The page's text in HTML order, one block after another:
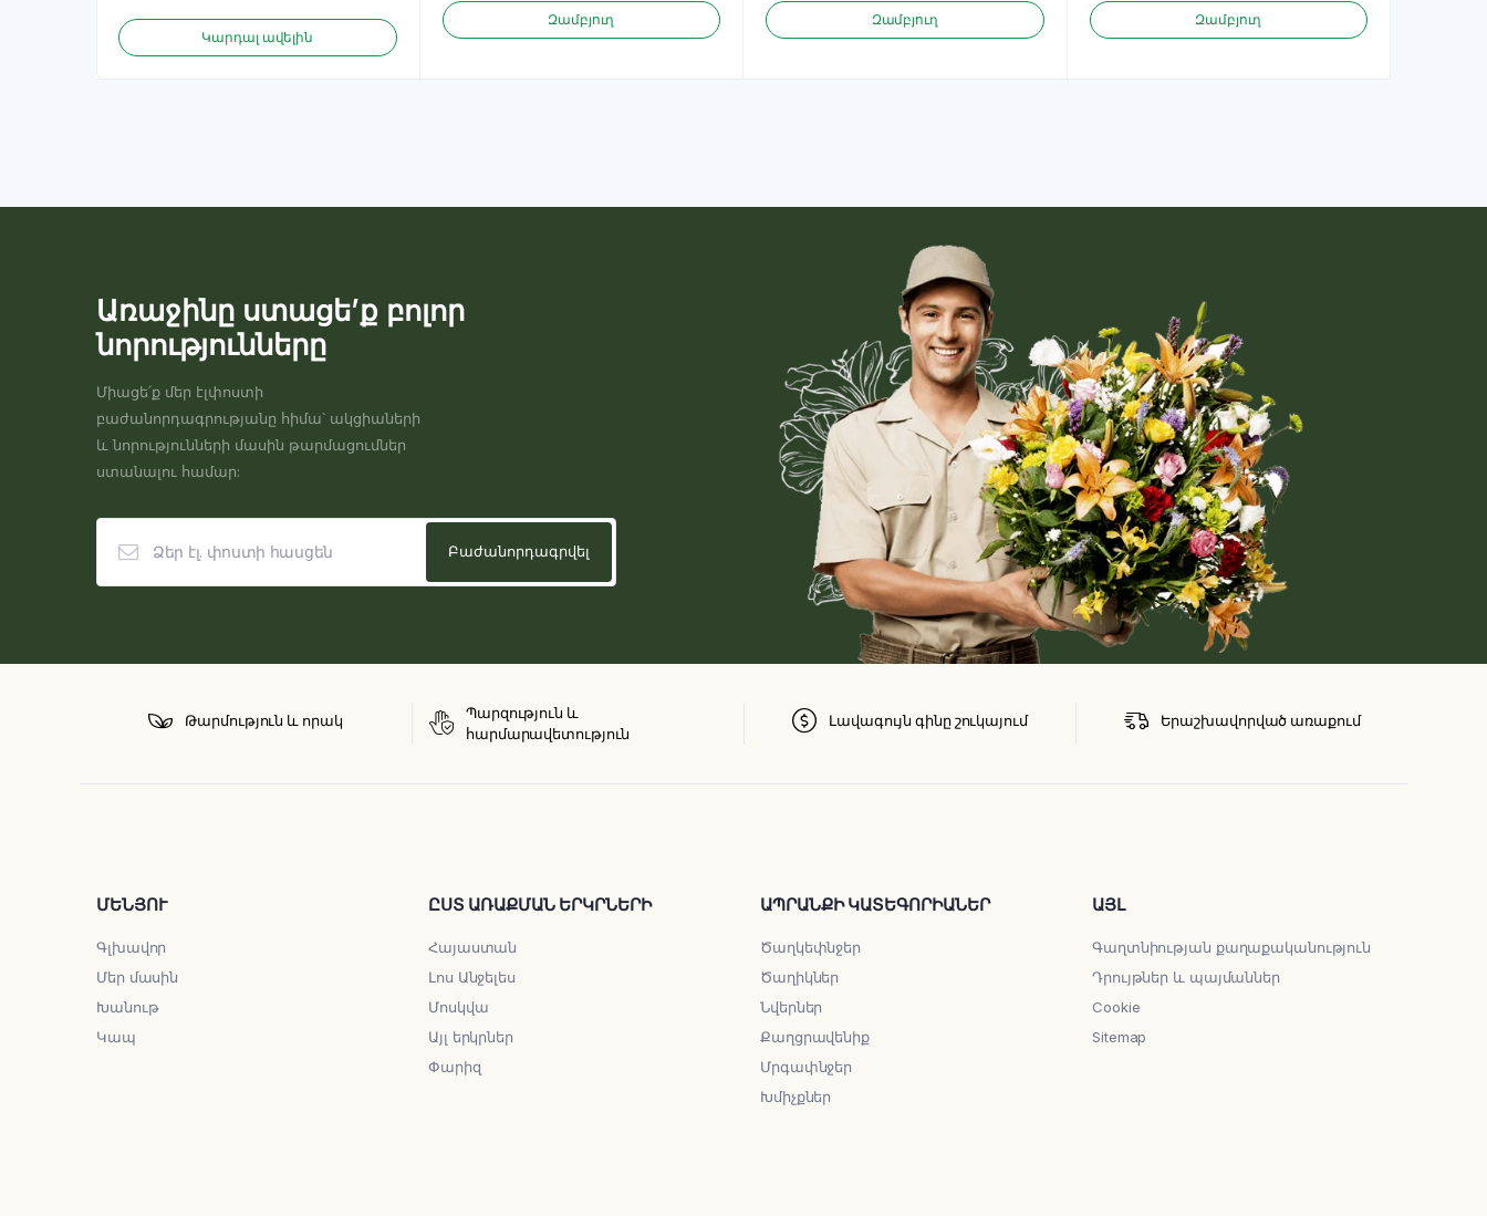
Կարդալ ավելին
Զամբյուղ Զամբյուղ Զամբյուղ
Առաջինը ստացե’ք բոլոր
նորությունները
Միացե՛ք մեր էլփոստի
բաժանորդագրությանը հիմա՝ ակցիաների
և նորությունների մասին թարմացումներ
ստանալու համար:
Թարմություն և որակ
Պարզություն և
հարմարավետություն
Լավագույն գինը շուկայում Երաշխավորված առաքում
ՄԵՆՅՈՒ
Գլխավոր
Մեր մասին
Խանութ
Կապ
ԸՍՏ ԱՌԱՔՄԱՆ ԵՐԿՐՆԵՐԻ
Հայաստան
Լոս Անջելես
Մոսկվա
Այլ երկրներ
Փարիզ
ԱՊՐԱՆՔԻ ԿԱՏԵԳՈՐԻԱՆԵՐ
Ծաղկեփնջեր
Ծաղիկներ
Նվերներ
Քաղցրավենիք
Մրգափնջեր
Խմիչքներ
ԱՅԼ
Գաղտնիության քաղաքականություն
Դրույթներ և պայմաններ
Cookie
Sitemap